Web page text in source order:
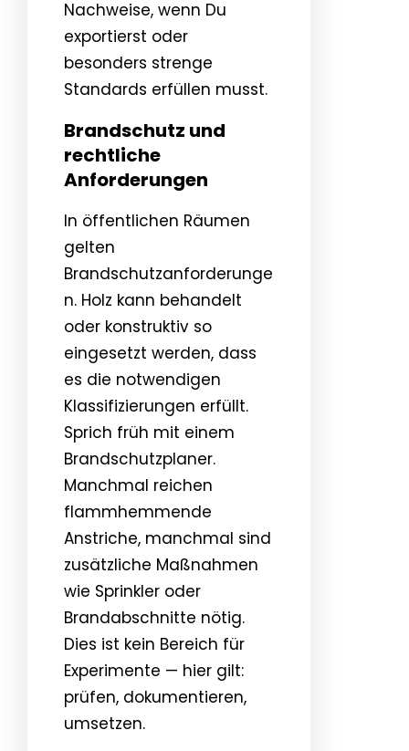
Nachweise, wenn Du
exportierst oder
besonders strenge
Standards erfüllen musst.
Brandschutz und
rechtliche
Anforderungen
In öffentlichen Räumen
gelten
Brandschutzanforderunge
n. Holz kann behandelt
oder konstruktiv so
eingesetzt werden, dass
es die notwendigen
Klassifizierungen erfüllt.
Sprich früh mit einem
Brandschutzplaner.
Manchmal reichen
flammhemmende
Anstriche, manchmal sind
zusätzliche Maßnahmen
wie Sprinkler oder
Brandabschnitte nötig.
Dies ist kein Bereich für
Experimente — hier gilt:
prüfen, dokumentieren,
umsetzen.